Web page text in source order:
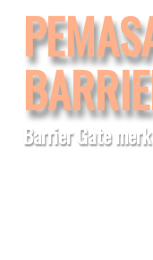
Barrier Gate